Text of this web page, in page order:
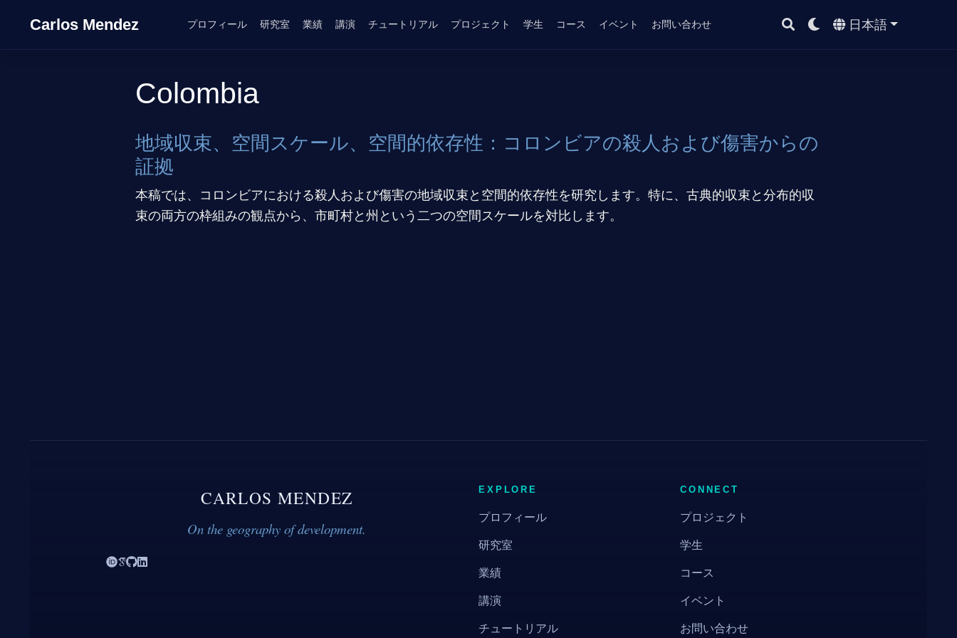
Carlos Mendez プロフィール 研究室 業績 講演 チュートリアル プロジェクト 学生 コース イベント お問い合わせ 日本語
Colombia
地域収束、空間スケール、空間的依存性：コロンビアの殺人および傷害からの
証拠
本稿では、コロンビアにおける殺人および傷害の地域収束と空間的依存性を研究します。特に、古典的収束と分布的収
束の両方の枠組みの観点から、市町村と州という二つの空間スケールを対比します。
CARLOS MENDEZ
On the geography of development.
EXPLORE
プロフィール
研究室
業績
講演
チュートリアル
CONNECT
プロジェクト
学生
コース
イベント
お問い合わせ